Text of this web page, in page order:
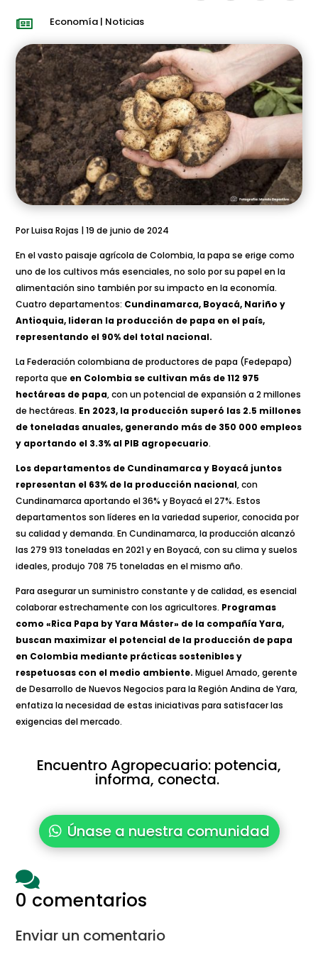
 Economía| Noticias
Por Luisa Rojas | 19 de junio de 2024
En el vasto paisaje agrícola de Colombia, la papa se erige como
uno de los cultivos más esenciales, no solo por su papel en la
alimentación sino también por su impacto en la economía.
Cuatro departamentos: Cundinamarca, Boyacá, Nariño y
Antioquia, lideran la producción de papa en el país,
representando el 90% del total nacional.
La Federación colombiana de productores de papa (Fedepapa)
reporta que en Colombia se cultivan más de 112 975
hectáreas de papa, con un potencial de expansión a 2 millones
de hectáreas. En 2023, la producción superó las 2.5 millones
de toneladas anuales, generando más de 350 000 empleos
y aportando el 3.3% al PIB agropecuario.
Los departamentos de Cundinamarca y Boyacá juntos
representan el 63% de la producción nacional, con
Cundinamarca aportando el 36% y Boyacá el 27%. Estos
departamentos son líderes en la variedad superior, conocida por
su calidad y demanda. En Cundinamarca, la producción alcanzó
las 279 913 toneladas en 2021 y en Boyacá, con su clima y suelos
ideales, produjo 708 75 toneladas en el mismo año.
Para asegurar un suministro constante y de calidad, es esencial
colaborar estrechamente con los agricultores. Programas
como «Rica Papa by Yara Máster» de la compañía Yara,
buscan maximizar el potencial de la producción de papa
en Colombia mediante prácticas sostenibles y
respetuosas con el medio ambiente.Miguel Amado, gerente
de Desarrollo de Nuevos Negocios para la Región Andina de Yara,
enfatiza la necesidad de estas iniciativas para satisfacer las
exigencias del mercado.
Encuentro Agropecuario: potencia,
informa, conecta.
Únase a nuestra comunidad

0 comentarios
Enviar un comentario